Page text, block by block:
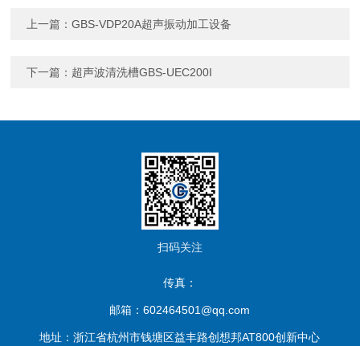
上一篇：GBS-VDP20A超声振动加工设备
下一篇： 超声波清洗槽GBS-UEC200I
扫码关注
传真：
邮箱：602464501@qq.com
地址：浙江省杭州市钱塘区益丰路创想邦AT800创新中心